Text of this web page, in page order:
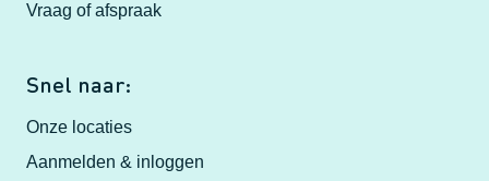
Vraag of afspraak
Snel naar:
Onze locaties
Aanmelden & inloggen